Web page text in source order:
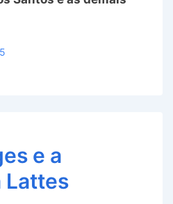
e a
Lattes